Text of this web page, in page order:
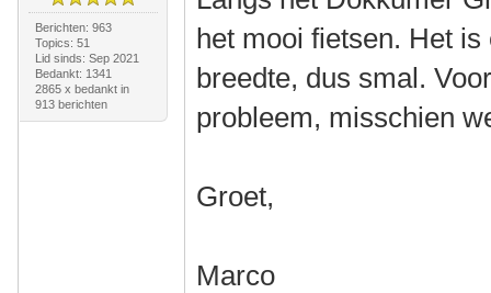
Berichten: 963
Topics: 51
Lid sinds: Sep 2021
Bedankt: 1341
2865 x bedankt in
913 berichten
het mooi fietsen. Het
breedte, dus smal.
probleem, misschien
Groet,
Marco